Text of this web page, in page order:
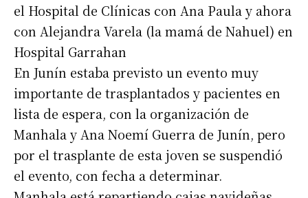
Suscribirme gratis
Dirección de correo electrónico*
el Hospital de Clínicas con Ana Paula y ahora
con Alejandra Varela (la mamá de Nahuel) en
Hospital Garrahan
En Junín estaba previsto un evento muy
importante de trasplantados y pacientes en
lista de espera, con la organización de
Manhala y Ana Noemí Guerra de Junín, pero
por el trasplante de esta joven se suspendió
el evento, con fecha a determinar.